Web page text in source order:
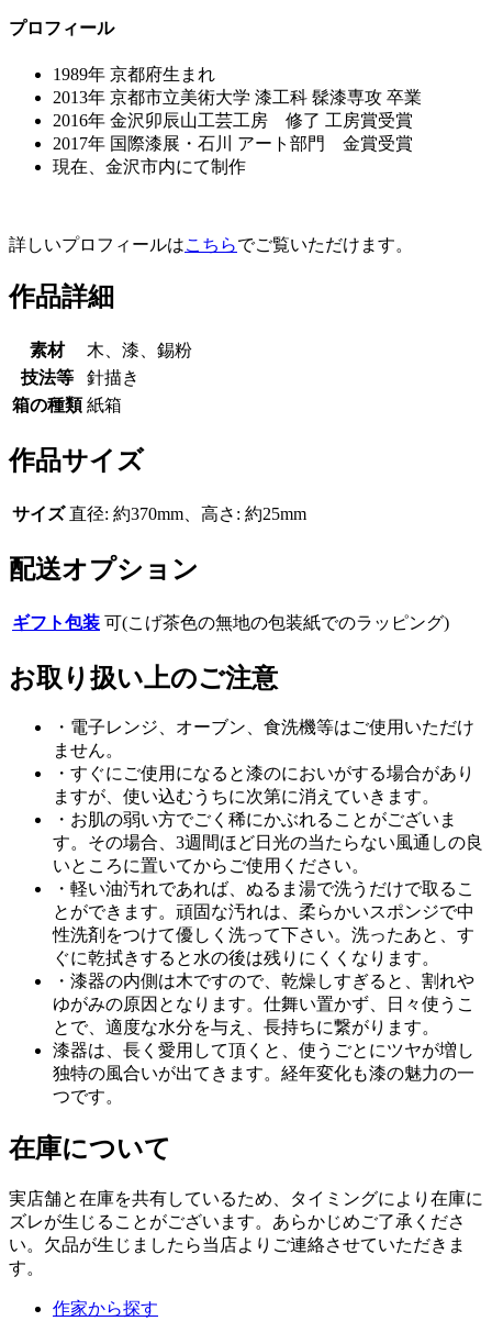
プロフィール
1989年 京都府生まれ
2013年 京都市立美術大学 漆工科 髹漆専攻 卒業
2016年 金沢卯辰山工芸工房 修了 工房賞受賞
2017年 国際漆展・石川 アート部門 金賞受賞
現在、金沢市内にて制作
詳しいプロフィールはこちらでご覧いただけます。
作品詳細
素材
木、漆、錫粉
技法等
針描き
箱の種類 紙箱
作品サイズ
サイズ 直径: 約370mm、高さ: 約25mm
配送オプション
ギフト包装 可(こげ茶色の無地の包装紙でのラッピング)
お取り扱い上のご注意
・電子レンジ、オーブン、食洗機等はご使用いただけ
ません。
・すぐにご使用になると漆のにおいがする場合があり
ますが、使い込むうちに次第に消えていきます。
・お肌の弱い方でごく稀にかぶれることがございま
す。その場合、3週間ほど日光の当たらない風通しの良
いところに置いてからご使用ください。
・軽い油汚れであれば、ぬるま湯で洗うだけで取るこ
とができます。頑固な汚れは、柔らかいスポンジで中
性洗剤をつけて優しく洗って下さい。洗ったあと、す
ぐに乾拭きすると水の後は残りにくくなります。
・漆器の内側は木ですので、乾燥しすぎると、割れや
ゆがみの原因となります。仕舞い置かず、日々使うこ
とで、適度な水分を与え、長持ちに繋がります。
漆器は、長く愛用して頂くと、使うごとにツヤが増し
独特の風合いが出てきます。経年変化も漆の魅力の一
つです。
在庫について
実店舗と在庫を共有しているため、タイミングにより在庫に
ズレが生じることがございます。あらかじめご了承くださ
い。欠品が生じましたら当店よりご連絡させていただきま
す。
作家から探す